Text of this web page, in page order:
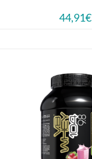
44,91€